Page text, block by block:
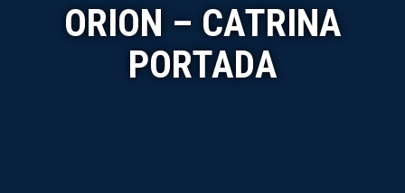
ORION – CATRINA
PORTADA